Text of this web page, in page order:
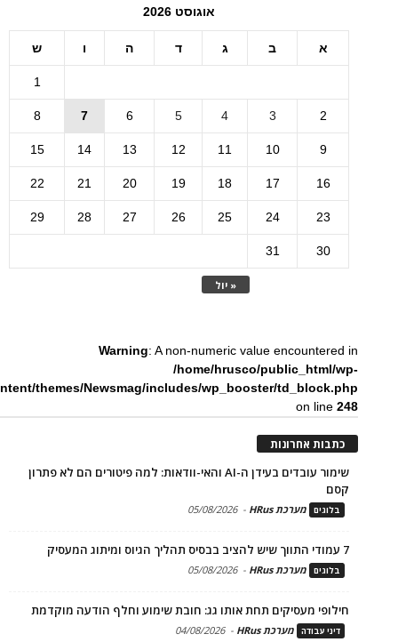
אוגוסט 2026
א ב ג ד ה ו ש
« יול
1
2
3
4
5
6
7
8
9
10
11
12
13
14
15
16
17
18
19
20
21
22
23
24
25
26
27
28
29
30
31
Warning: A non-numeric value encountered in
/home/hrusco/public_html/wp-
themes/Newsmag/includes/wp_booster/td_block.php
on line248
כתבות אחרונות
שימור עובדים בעידן ה-AI והאי-וודאות: למה פיטורים הם לא פתרון
קסם
בלוגים מערכת HRus -
05/08/2026
7 עמודי התווך שיש להציב בבסיס תהליך הגיוס ומיתוג המעסיק
בלוגים מערכת HRus -
05/08/2026
חילופי מעסיקים תחת אותו גג: חובת שימוע וחלף הודעה מוקדמת
דיני עבודה מערכת HRus -
04/08/2026